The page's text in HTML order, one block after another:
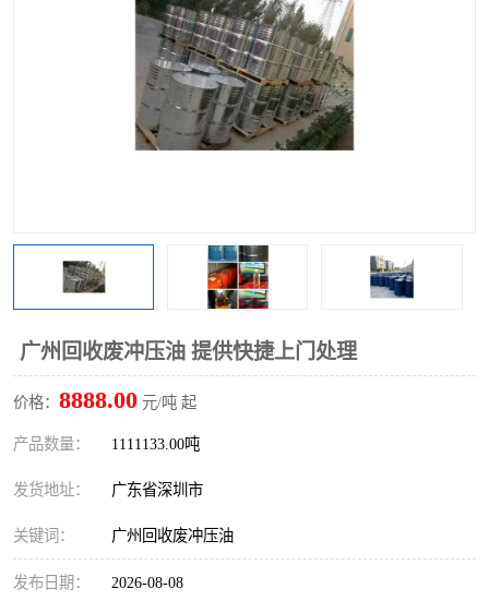
广州回收废冲压油 提供快捷上门处理
价格： 8888.00 元/吨 起
产品数量： 1111133.00吨
发货地址： 广东省深圳市
关键词： 广州回收废冲压油
发布日期： 2026-08-08